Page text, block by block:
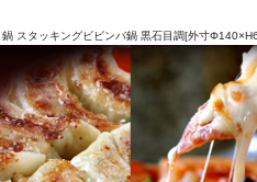
スタッキングビビンバ鍋 黒石目調[外寸